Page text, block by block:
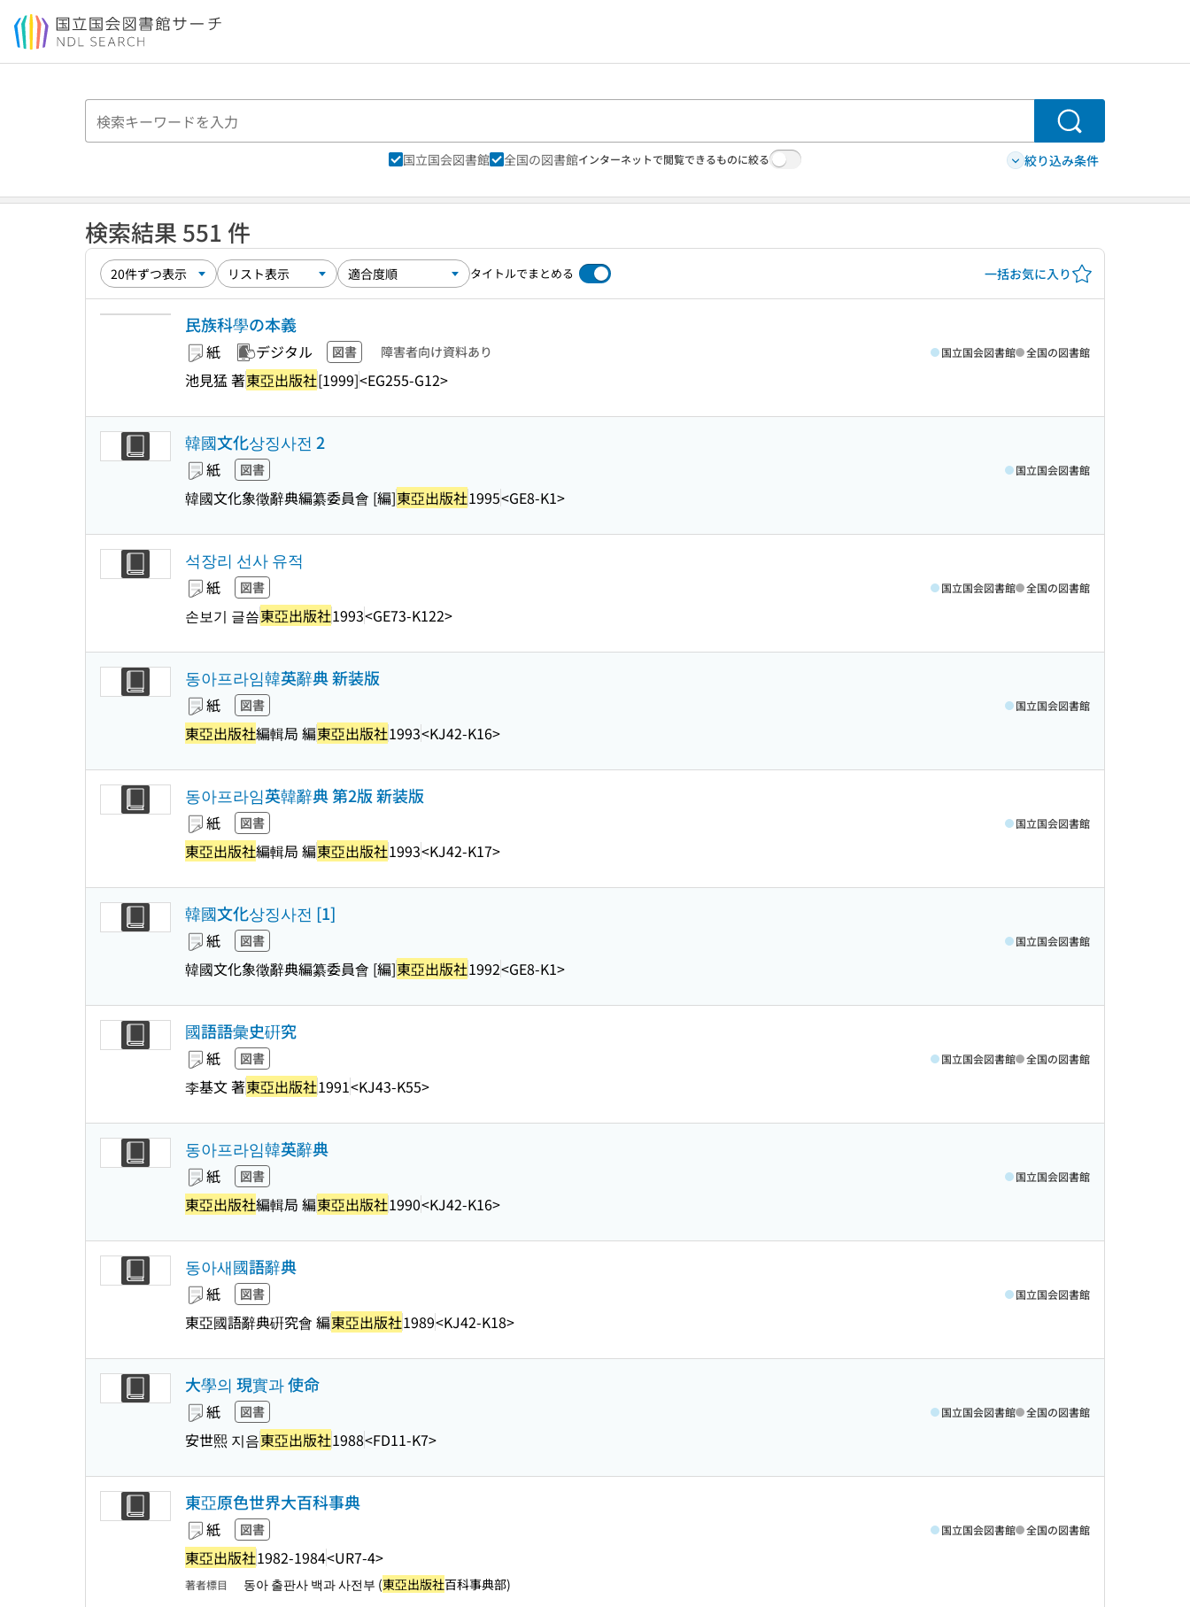
本文へ移動
検索
国立国会図書館 全国の図書館インターネットで閲覧できるものに絞る 絞り込み条件
検索結果 551 件
タイトルでまとめる 一括お気に入り
民族科學の本義
紙 デジタル 図書 障害者向け資料あり
池見猛 著東亞出版社[1999]<EG255-G12>
国立国会図書館 全国の図書館
韓國文化상징사전 2
紙 図書
韓國文化象徵辭典編纂委員會 [編]東亞出版社1995<GE8-K1>
国立国会図書館
석장리 선사 유적
紙 図書
손보기 글씀東亞出版社1993<GE73-K122>
国立国会図書館 全国の図書館
동아프라임韓英辭典 新装版
紙 図書
東亞出版社編輯局 編東亞出版社1993<KJ42-K16>
国立国会図書館
동아프라임英韓辭典 第2版 新装版
紙 図書
東亞出版社編輯局 編東亞出版社1993<KJ42-K17>
国立国会図書館
韓國文化상징사전 [1]
紙 図書
韓國文化象徵辭典編纂委員會 [編]東亞出版社1992<GE8-K1>
国立国会図書館
國語語彙史硏究
紙 図書
李基文 著東亞出版社1991<KJ43-K55>
国立国会図書館 全国の図書館
동아프라임韓英辭典
紙 図書
東亞出版社編輯局 編東亞出版社1990<KJ42-K16>
国立国会図書館
동아새國語辭典
紙 図書
東亞國語辭典硏究會 編東亞出版社1989<KJ42-K18>
国立国会図書館
大學의 現實과 使命
紙 図書
安世熙 지음東亞出版社1988<FD11-K7>
国立国会図書館 全国の図書館
東亞原色世界大百科事典
紙 図書
東亞出版社1982-1984<UR7-4>
国立国会図書館 全国の図書館
著者標目 동아 출판사 백과 사전부 (東亞出版社百科事典部)